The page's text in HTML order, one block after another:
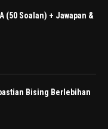
(50 Soalan) + Jawapan &
Bising Berlebihan